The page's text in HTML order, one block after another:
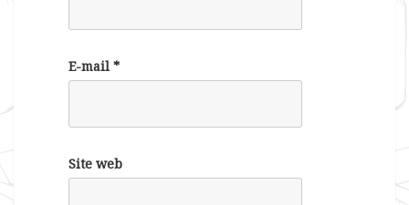
E-mail *
Site web